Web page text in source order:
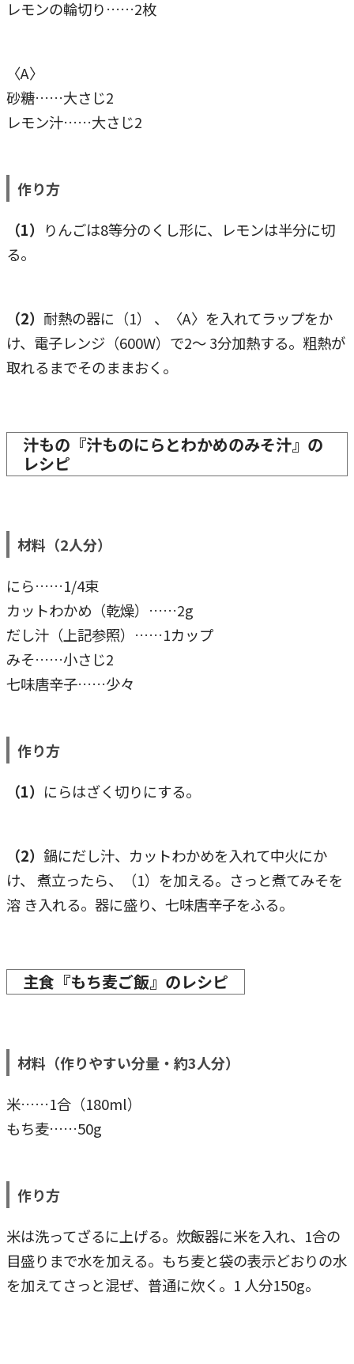
レモンの輪切り……2枚
〈A〉
砂糖……大さじ2
レモン汁……大さじ2
作り方
（1） りんごは8等分のくし形に、レモンは半分に切
る。
（2） 耐熱の器に（1） 、〈A〉を入れてラップをか
け、電子レンジ（600W）で2〜 3分加熱する。粗熱が
取れるまでそのままおく。
汁もの『汁ものにらとわかめのみそ汁』の
レシピ
材料（2人分）
にら……1/4束
カットわかめ（乾燥）……2g
だし汁（上記参照）……1カップ
みそ……小さじ2
七味唐辛子……少々
作り方
（1） にらはざく切りにする。
（2） 鍋にだし汁、カットわかめを入れて中火にか
け、 煮立ったら、（1）を加える。さっと煮てみそを
溶 き入れる。器に盛り、七味唐辛子をふる。
主食『もち麦ご飯』のレシピ
材料（作りやすい分量・約3人分）
米……1合（180ml）
もち麦……50g
作り方
米は洗ってざるに上げる。炊飯器に米を入れ、1合の
目盛りまで水を加える。もち麦と袋の表示どおりの水
を加えてさっと混ぜ、普通に炊く。1 人分150g。